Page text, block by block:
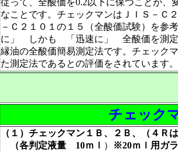
従って、全酸価を0.2以下に保つことが、
なことです。チェックマンはＪＩＳ－Ｃ
－Ｃ２１０１の１５（全酸価試験）を
に」 しかも 「迅速に」 全酸価を測定
縁油の全酸価簡易測定法です。チェック
た測定法であるとの評価をされています。
チェック
（１）チェックマン１Ｂ、２Ｂ、（４Ｒは
（各判定液量 10ｍｌ ）
※20ｍｌ用ガ